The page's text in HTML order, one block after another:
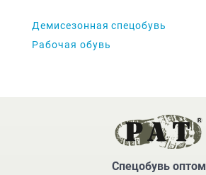
Демисезонная спецобувь
Рабочая обувь
Спецобувь оптом